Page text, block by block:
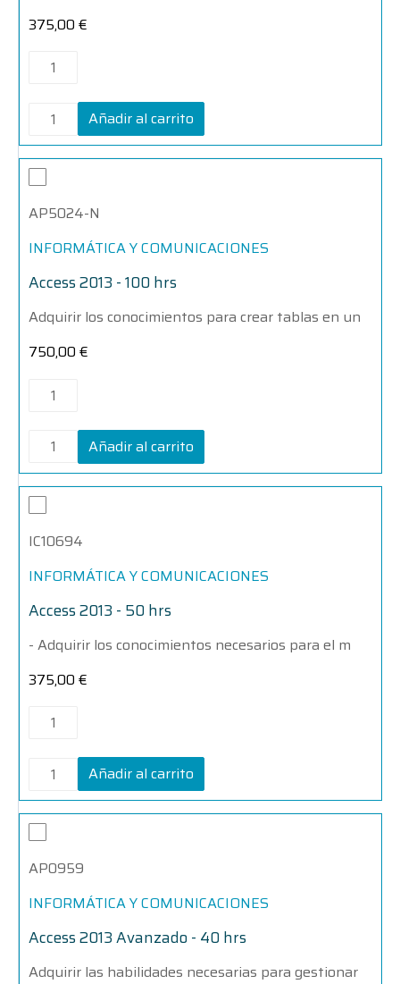
375,00 €
Añadir al carrito
AP5024-N
INFORMÁTICA Y COMUNICACIONES
Access 2013 - 100 hrs
Adquirir los conocimientos para crear tablas en un
750,00 €
Access
2013
100
cantidad
Access
2013
100
cantidad
Añadir al carrito
IC10694
INFORMÁTICA Y COMUNICACIONES
Access 2013 - 50 hrs
- Adquirir los conocimientos necesarios para el m
375,00 €
Access
2013
50
cantidad
Access
2013
50
cantidad
Añadir al carrito
AP0959
INFORMÁTICA Y COMUNICACIONES
Access 2013 Avanzado - 40 hrs
Adquirir las habilidades necesarias para gestionar
Access
2013
-
hrs
Access
2013
-
hrs